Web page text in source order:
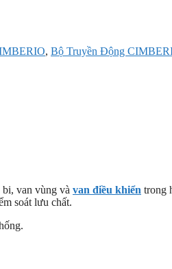
, Bộ Truyền Động
van vùng và van điều khiển trong
soát lưu chất.